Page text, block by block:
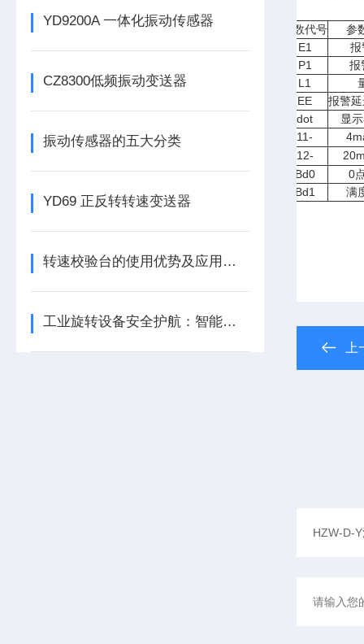
YD9200A 一体化振动传感器
CZ8300低频振动变送器
振动传感器的五大分类
YD69 正反转转速变送器
转速校验台的使用优势及应用有哪些
工业旋转设备安全护航：智能转速监测仪技术现状与应用优化研究
参数代号 参
E1 报
P1 报
L1
EE 报警
dot 显
11-
12-
Bd0
0
Bd1 满